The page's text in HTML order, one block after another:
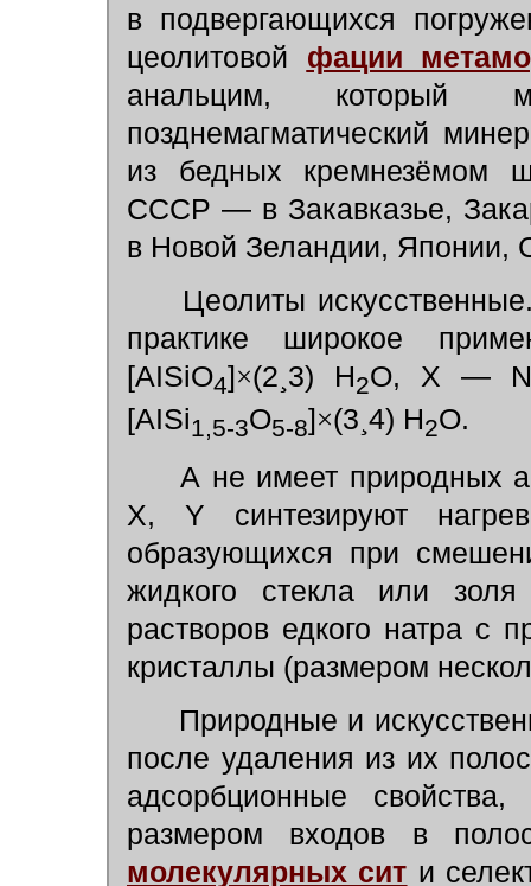
в подвергающихся
цеолитовой фации
анальцим, который
позднемагматический
из бедных кремнезёмом
СССР — в Закавказье,
в Новой Зеландии,
Цеолиты
практике широкое
[AISiO4] ×(2 3) H2O, Х —
[AISi1,5-3O5-8] ×(3 4) H2O.
А не имеет природных
X, Y синтезируют
образующихся при
жидкого стекла или
растворов едкого натра с
кристаллы (размером
Природные и
после удаления из их
адсорбционные
размером входов в
молекулярных сит и